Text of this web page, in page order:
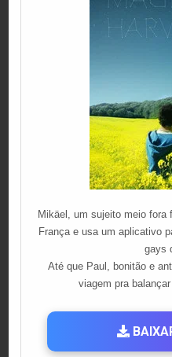
Mikäel, um sujeito meio fora
França e usa um aplicativo
gays
Até que Paul, bonitão e
viagem pra